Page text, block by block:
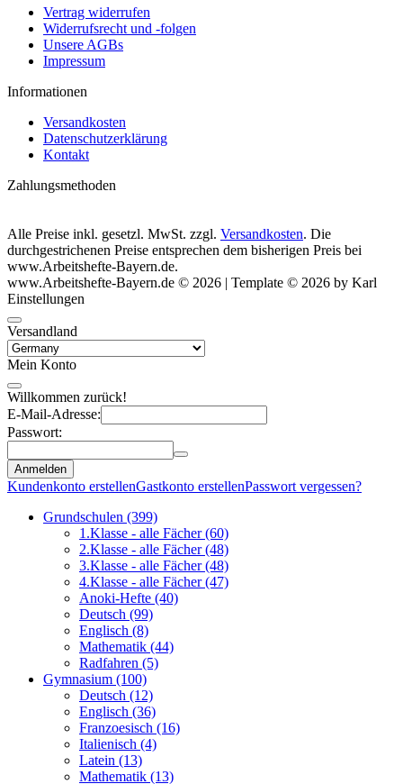
Vertrag widerrufen
Widerrufsrecht und -folgen
Unsere AGBs
Impressum
Informationen
Versandkosten
Datenschutzerklärung
Kontakt
Zahlungsmethoden
Alle Preise inkl. gesetzl. MwSt. zzgl. Versandkosten. Die
durchgestrichenen Preise entsprechen dem bisherigen Preis bei
www.Arbeitshefte-Bayern.de.
www.Arbeitshefte-Bayern.de © 2026 | Template © 2026 by Karl
Einstellungen
Versandland
Mein Konto
Willkommen zurück!
E-Mail-Adresse:
Passwort:
Anmelden
Kundenkonto erstellenGastkonto erstellenPasswort vergessen?
Grundschulen (399)
1.Klasse - alle Fächer(60)
2.Klasse - alle Fächer(48)
3.Klasse - alle Fächer(48)
4.Klasse - alle Fächer(47)
Anoki-Hefte (40)
Deutsch (99)
Englisch (8)
Mathematik (44)
Radfahren (5)
Gymnasium (100)
Deutsch (12)
Englisch (36)
Franzoesisch (16)
Italienisch (4)
Latein (13)
Mathematik (13)